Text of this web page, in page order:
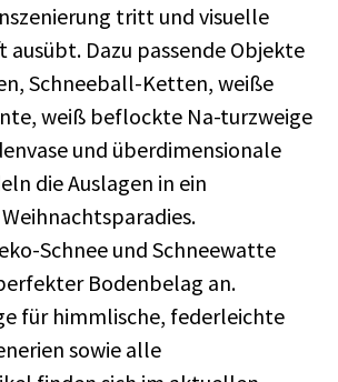
tritt und visuelle
ausübt. Dazu passende Objekte
Schneeball-Ketten, weiße
weiß beflockte Na-turzweige
und überdimensionale
die Auslagen in ein
Schnee und Schneewatte
Bodenbelag an.
für himmlische, federleichte
sowie alle